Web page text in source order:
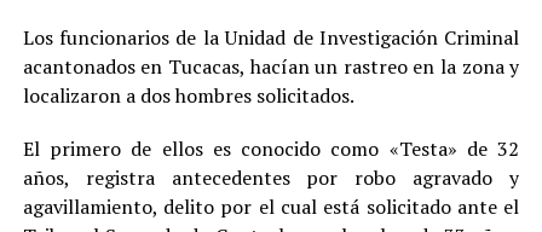
Los funcionarios de la Unidad de Investigación Criminal
acantonados en Tucacas, hacían un rastreo en la zona y
localizaron a dos hombres solicitados.
El primero de ellos es conocido como «Testa» de 32
años, registra antecedentes por robo agravado y
agavillamiento, delito por el cual está solicitado ante el